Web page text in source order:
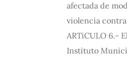
afectada de
violencia
ARTiCULO 6.-
Instituto